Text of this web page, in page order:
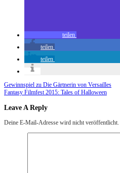
teilen
teilen
teilen
Gewinnspiel zu Die Gärtnerin von Versailles
Fantasy Filmfest 2015: Tales of Halloween
Leave A Reply
Deine E-Mail-Adresse wird nicht veröffentlicht.